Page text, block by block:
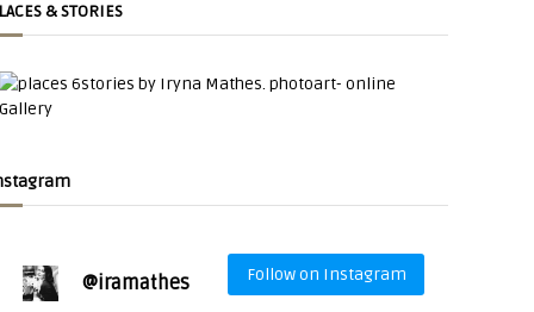
& STORIES
@iramathes Follow on Instagram